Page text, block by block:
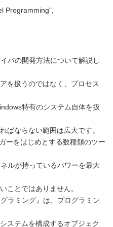
Programming",
バの開発方法について解説し
を扱うのではなく、プロセス
特有のシステム自体を扱
ばならない範囲は広大です。
ーをはじめとする数種類のツー
ルが持っているパワーを最大
ことではありません。
ラミング』は、プログラミン
ステムを構成するオブジェク